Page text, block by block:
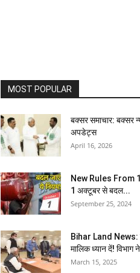
MOST POPULAR
बक्सर समाचार: बक्सर
अपडेट्स
April 16, 2026
New Rules From
1 अक्टूबर से बदल...
September 25, 2024
Bihar Land News:
मालिक ध्यान दें! विभाग
March 15, 2025